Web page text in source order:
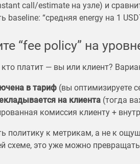
call/estimate на узле) и
baseline: “средняя energy на 1
“fee policy” на
платит — вы или клиент?
в тариф (вы оптимизируете
на клиента (тогда
комиссия клиенту +
политику к метрикам, а не к
схеме, это уже можно